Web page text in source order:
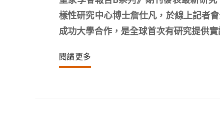
樣性研究中心博士詹仕凡，於線上記者
成功大學合作，是全球首次有研究提供
閱讀更多